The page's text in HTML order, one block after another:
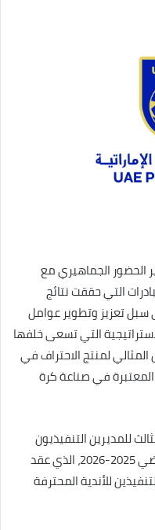
الحضور الجماهيري مع
التي حققت نتائج
سبل تعزيز وتطوير عوامل
التي تسعى خلفها
المثالي لمنتج الاحتراف في
المعتبرة في صناعة كرة
للمديرين التنفيذيون
لشركات الأندية المحترفة للموسم الرياضي 2025-2026، الذي عقد
للأندية المحترفة